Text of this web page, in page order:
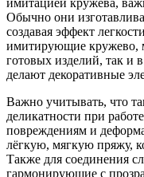
Обычно они
создавая эффект
имитирующие кружево,
готовых изделий, так и
делают декоративные
Важно учитывать, что
деликатности при
повреждениям и
лёгкую, мягкую пряжу,
Также для соединения
гармонирующие с